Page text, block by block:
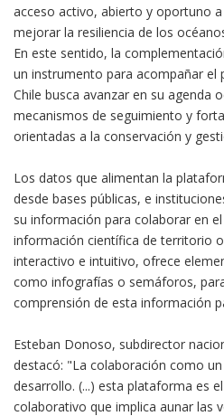
acceso activo, abierto y oportuno
mejorar la resiliencia de los
En este sentido, la
un instrumento para acompañar el
Chile busca avanzar en su agenda
mecanismos de seguimiento y
orientadas a la conservación y
Los datos que alimentan la
desde bases públicas, e
su información para colaborar en
información científica de territorio
interactivo e intuitivo, ofrece
como infografías o semáforos,
comprensión de esta información
Esteban Donoso, subdirector
destacó: "La colaboración como
desarrollo. (...) esta plataforma es
colaborativo que implica aunar las